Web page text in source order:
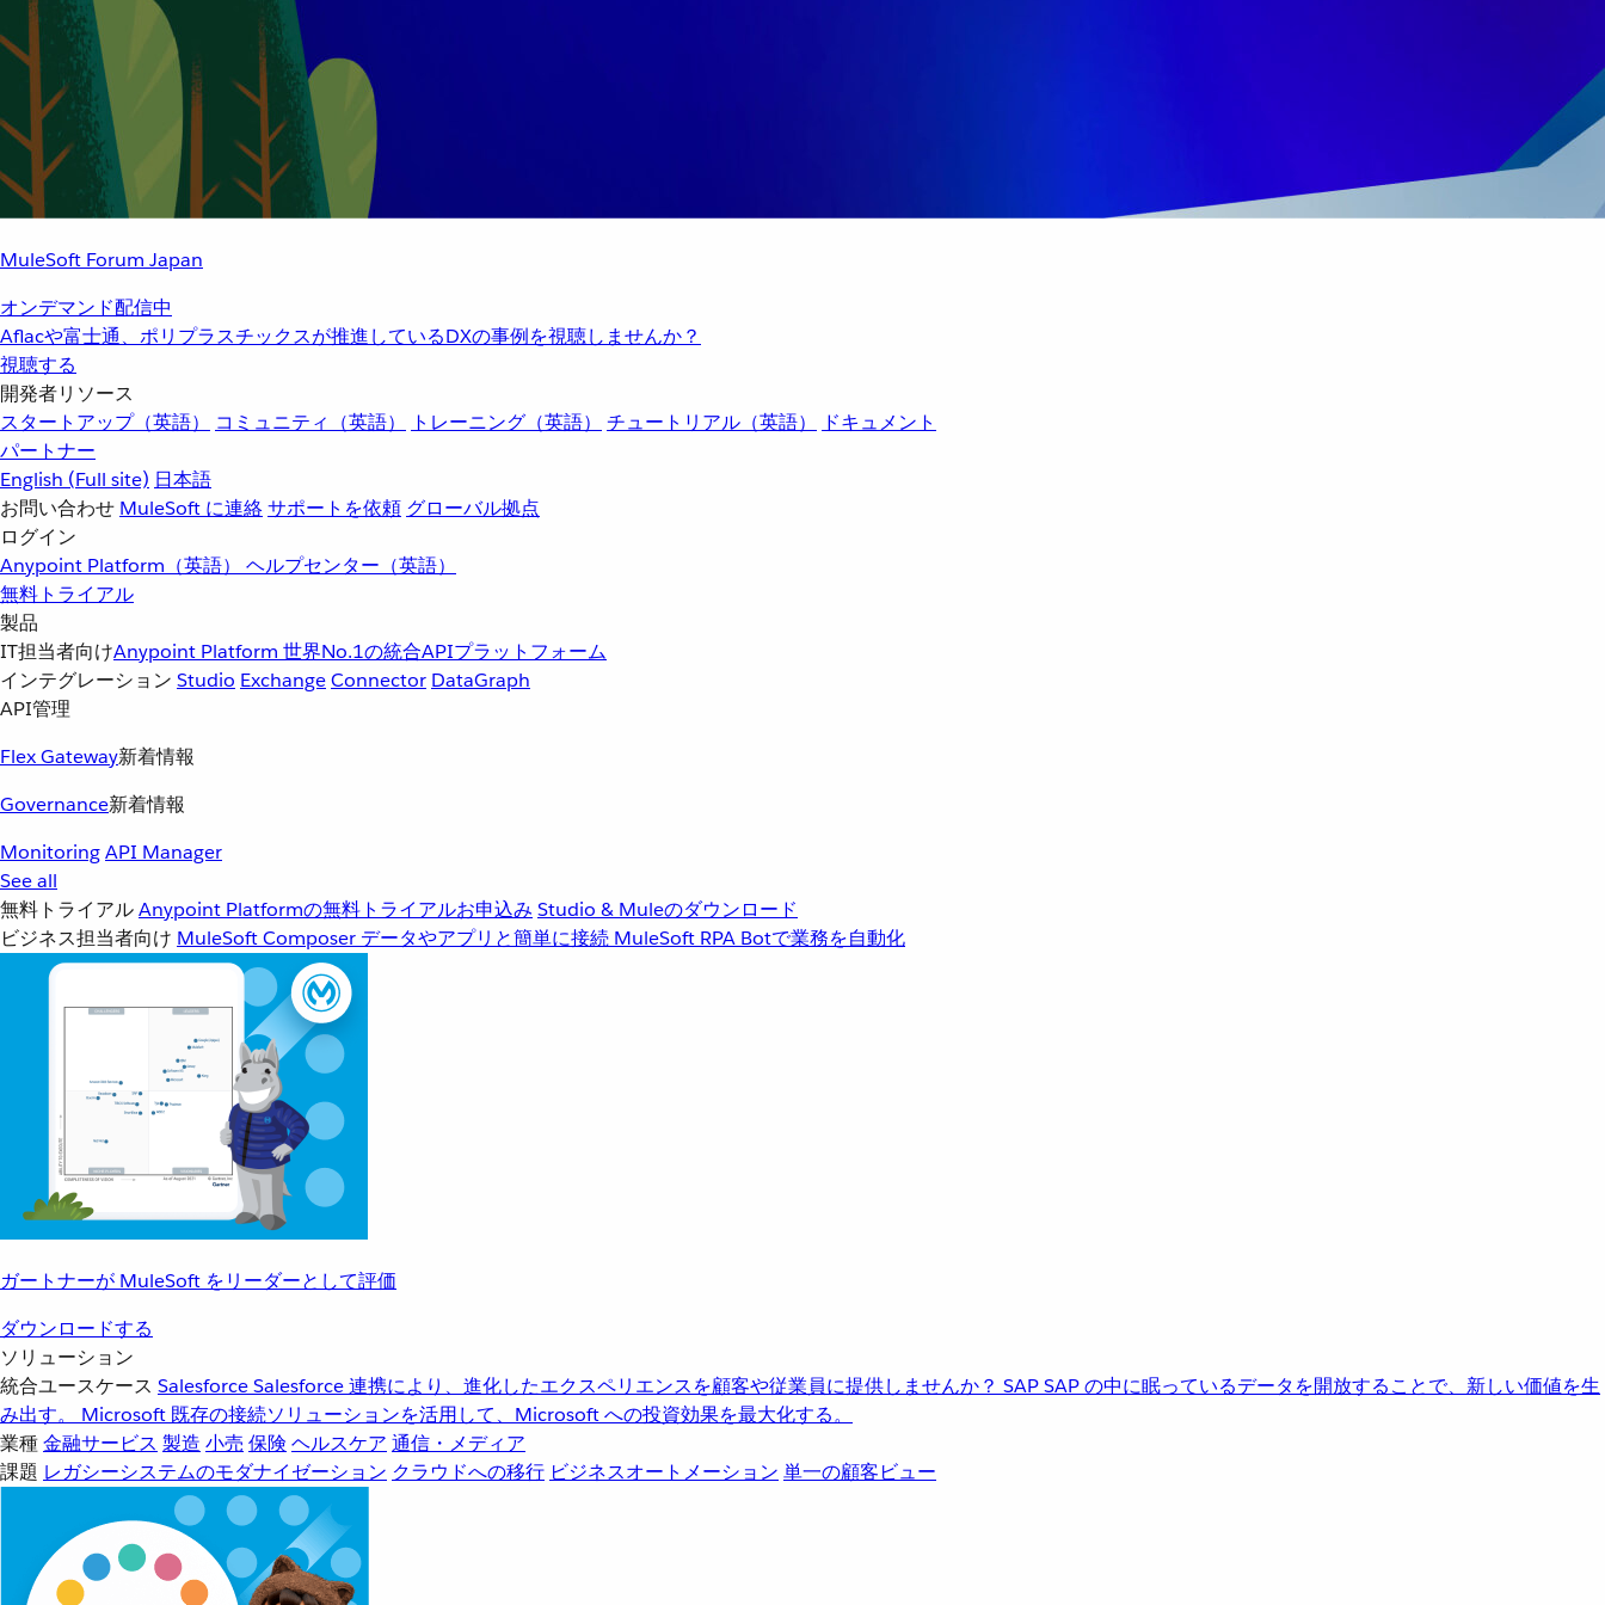
MuleSoft Forum Japan
オンデマンド配信中
Aflacや富士通、ポリプラスチックスが推進しているDXの事例を視聴しませんか？
視聴する
開発者リソース
スタートアップ（英語）
コミュニティ（英語） トレーニング（英語） チュートリアル（英語）
ドキュメント
パートナー
English (Full site) 日本語
お問い合わせ MuleSoft に連絡サポートを依頼 グローバル拠点
ログイン
Anypoint Platform（英語） ヘルプセンター（英語）
無料トライアル
製品
IT担当者向けAnypoint Platform 世界No.1の統合APIプラットフォーム
インテグレーション Studio ExchangeConnector DataGraph
API管理
Flex Gateway新着情報
Governance新着情報
MonitoringAPI Manager
See all
無料トライアルAnypoint Platformの無料トライアルお申込み Studio & Muleのダウンロード
ビジネス担当者向け MuleSoft Composer データやアプリと簡単に接続 MuleSoft RPA Botで業務を自動化
ガートナーが MuleSoft をリーダーとして評価
ダウンロードする
ソリューション
統合ユースケース SalesforceSalesforce 連携により、進化したエクスペリエンスを顧客や従業員に提供しませんか？ SAPSAP の中に眠っているデータを開放することで、新しい価値を生
み出す。
Microsoft 既存の接続ソリューションを活用して、Microsoft への投資効果を最大化する。
業種金融サービス 製造 小売 保険 ヘルスケア 通信・メディア
課題 レガシーシステムのモダナイゼーション クラウドへの移行 ビジネスオートメーション 単一の顧客ビュー